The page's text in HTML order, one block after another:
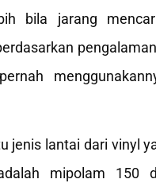
bila jarang
jenis lantai dari vinyl
mipolam 150